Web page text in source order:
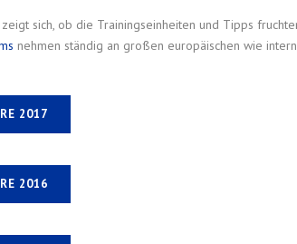
sich, ob die Trainingseinheiten und Tipps
nehmen ständig an großen europäischen wie
2017
2016